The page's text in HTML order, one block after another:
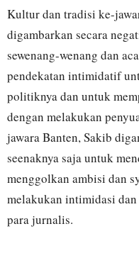
Kultur dan tradisi ke-
digambarkan secara
sewenang-wenang dan
pendekatan intimidatif
politiknya dan untuk
dengan melakukan
jawara Banten, Sakib
seenaknya saja untuk
menggolkan ambisi dan
melakukan intimidasi dan
para jurnalis.